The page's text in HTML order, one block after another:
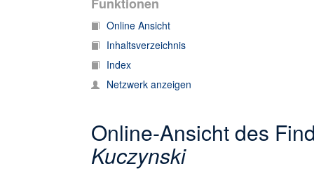
Online Ansicht
Inhaltsverzeichnis
Index
Netzwerk anzeigen
Online-Ansicht des
Kuczynski